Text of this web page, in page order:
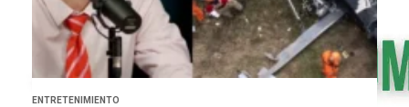
ENTRETENIMIENTO